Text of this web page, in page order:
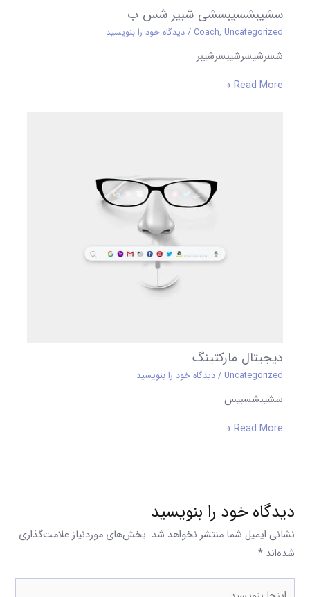
سشیبشسیبسشی شبیر شس ب
Coach, Uncategorized
/دیدگاه‌ خود را بنویسید
شسرشیسرشیبسرشیبر
Read More »
دیجیتال مارکتینگ
Uncategorized
/دیدگاه‌ خود را بنویسید
سشیبشسبیس
Read More »
دیدگاه‌ خود را بنویسید
نشانی ایمیل شما منتشر نخواهد شد. بخش‌های موردنیاز علامت‌گذاری
شده‌اند*